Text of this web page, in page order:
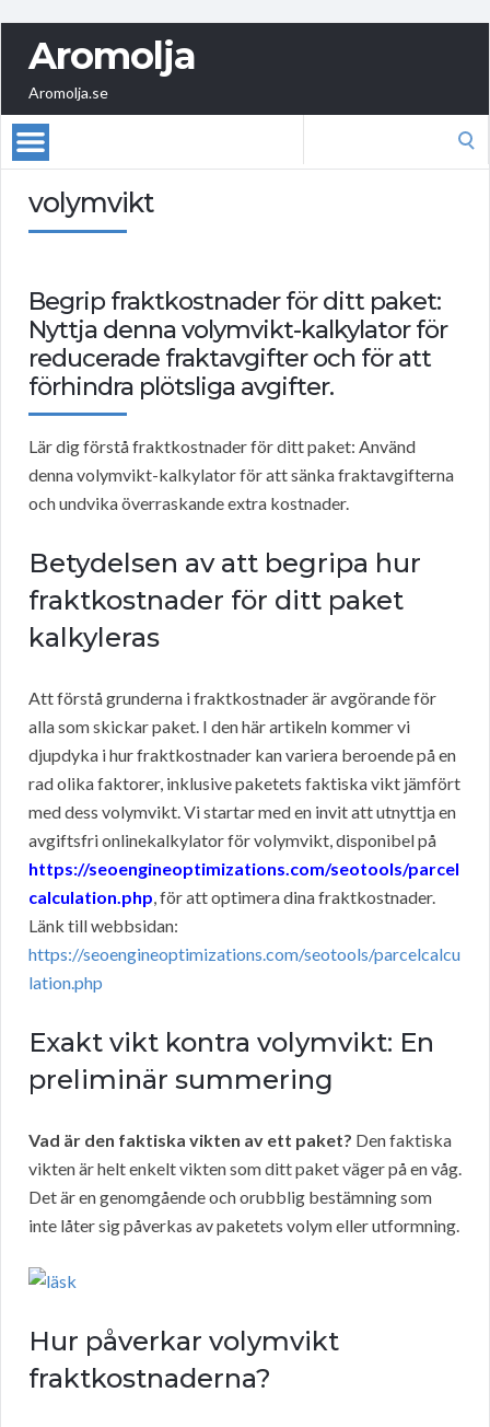
Aromolja
Aromolja.se
volymvikt
Begrip fraktkostnader för ditt paket:
Nyttja denna volymvikt-kalkylator för
reducerade fraktavgifter och för att
förhindra plötsliga avgifter.
Lär dig förstå fraktkostnader för ditt paket: Använd
denna volymvikt-kalkylator för att sänka fraktavgifterna
och undvika överraskande extra kostnader.
Betydelsen av att begripa hur
fraktkostnader för ditt paket
kalkyleras
Att förstå grunderna i fraktkostnader är avgörande för
alla som skickar paket. I den här artikeln kommer vi
djupdyka i hur fraktkostnader kan variera beroende på en
rad olika faktorer, inklusive paketets faktiska vikt jämfört
med dess volymvikt. Vi startar med en invit att utnyttja en
avgiftsfri onlinekalkylator för volymvikt, disponibel på
https://seoengineoptimizations.com/seotools/parcel
calculation.php, för att optimera dina fraktkostnader.
Länk till webbsidan:
https://seoengineoptimizations.com/seotools/parcelcalcu
lation.php
Exakt vikt kontra volymvikt: En
preliminär summering
Vad är den faktiska vikten av ett paket? Den faktiska
vikten är helt enkelt vikten som ditt paket väger på en våg.
Det är en genomgående och orubblig bestämning som
inte låter sig påverkas av paketets volym eller utformning.
Hur påverkar volymvikt
fraktkostnaderna?